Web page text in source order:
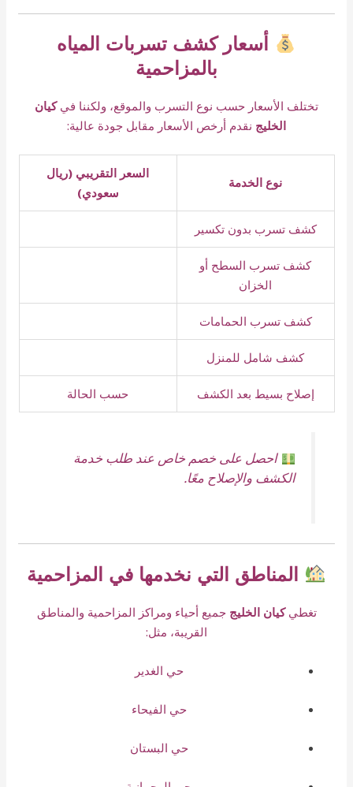
أسعار كشف تسربات المياه
بالمزاحمية
تختلف الأسعار حسب نوع التسرب والموقع، ولكننا فيكيان
الخليج نقدم أرخص الأسعار مقابل جودة عالية:
نوع الخدمة
السعر التقريبي (ريال
سعودي)
كشف تسرب بدون تكسير
كشف تسرب السطح أو
الخزان
كشف تسرب الحمامات
كشف شامل للمنزل
إصلاح بسيط بعد الكشف حسب الحالة
احصل على خصم خاص عند طلب خدمة
الكشف والإصلاح معًا.
المناطق التي نخدمها في المزاحمية
تغطيكيان الخليج جميع أحياء ومراكز المزاحمية والمناطق
القريبة، مثل:
حي الغدير
حي الفيحاء
حي البستان